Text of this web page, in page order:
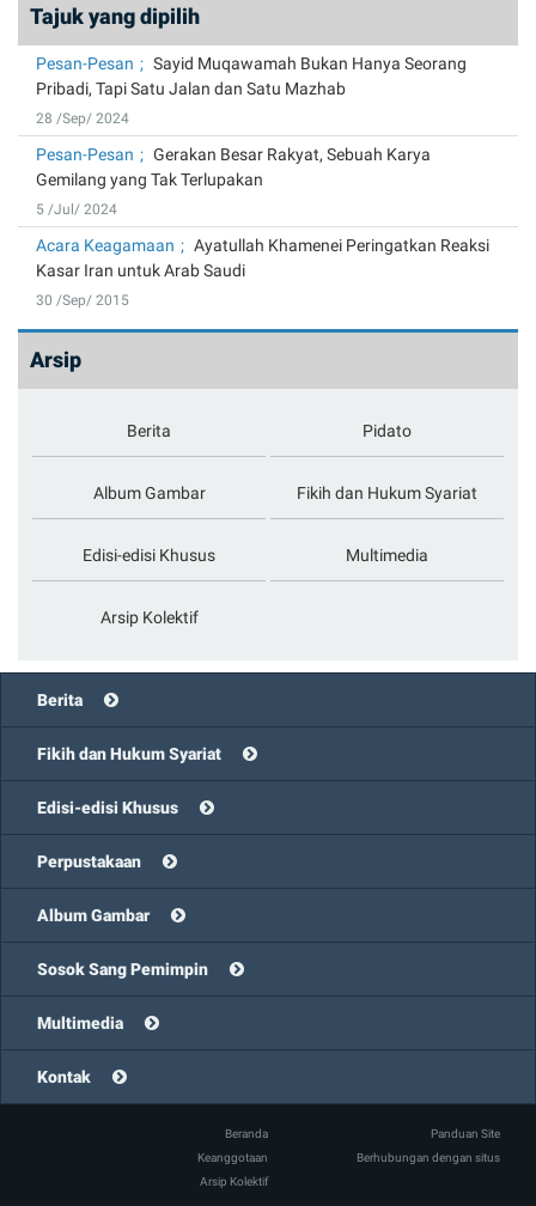
Tajuk yang dipilih
Pesan-Pesan
Sayid Muqawamah Bukan Hanya Seorang
Pribadi, Tapi Satu Jalan dan Satu Mazhab
28 /Sep/ 2024
Pesan-Pesan
Gerakan Besar Rakyat, Sebuah Karya
Gemilang yang Tak Terlupakan
5 /Jul/ 2024
Acara Keagamaan
Ayatullah Khamenei Peringatkan Reaksi
Kasar Iran untuk Arab Saudi
30 /Sep/ 2015
Arsip
Berita Pidato
Album Gambar Fikih dan Hukum Syariat
Edisi-edisi Khusus Multimedia
Arsip Kolektif
Berita
Fikih dan Hukum Syariat
Edisi-edisi Khusus
Perpustakaan
Album Gambar
Sosok Sang Pemimpin
Multimedia
Kontak
Beranda
Panduan Site
Keanggotaan
Berhubungan dengan situs
Arsip Kolektif